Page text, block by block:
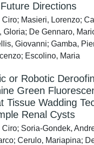
Directions
Masieri, Lorenzo;
Gloria; De Gennaro,
Giovanni; Gamba,
Escolino, Maria
or Robotic
Green
Tissue Wadding
Renal Cysts
Soria-Gondek,
Cerulo, Mariapina;